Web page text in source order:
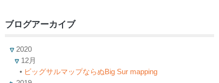
ブログアーカイブ
2020
12月
• ビッグサルマップならぬBig Sur mapping